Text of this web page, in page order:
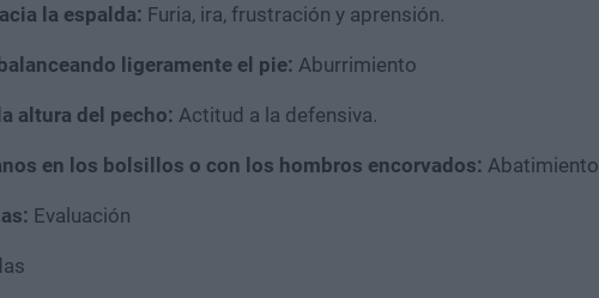
la espalda: Furia, ira, frustración y aprensión.
ligeramente el pie: Aburrimiento
altura del pecho: Actitud a la defensiva.
en los bolsillos o con los hombros encorvados: Abatimiento
Evaluación